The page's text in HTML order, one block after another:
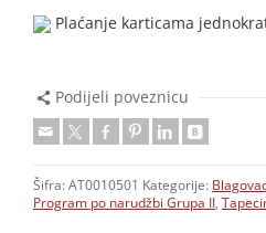
Plaćanje karticama
Podijeli poveznicu
Šifra: AT0010501 Kategorije:
Program po narudžbi Grupa II,